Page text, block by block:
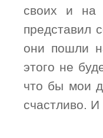
своих и на
представил
они пошли
этого не
что бы мои
счастливо. И